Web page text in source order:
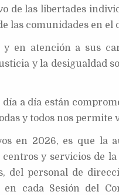
de las libertades
las comunidades en el
en atención a sus
y la desigualdad
a día están
y todos nos permite
en 2026, es que la
y servicios de
del personal de
cada Sesión del